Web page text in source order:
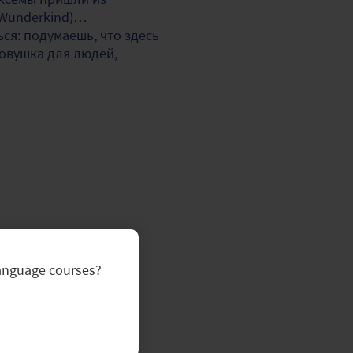
courses?
подумаешь, что здесь
для людей,
группе
языка есть